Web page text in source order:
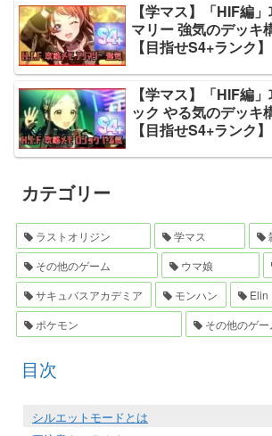
【学マス】「HIF編
マリー 強気のデッキ
【目指せS4+ランク】
【学マス】「HIF編
ック やる気のデッキ
【目指せS4+ランク】
カテゴリー
ラストオリジン 学マス
その他のゲーム
ウマ娘
サキュバスアカデミア
モンハン Elin
ポケモン
その他のゲー
目次
シルエットモードとは